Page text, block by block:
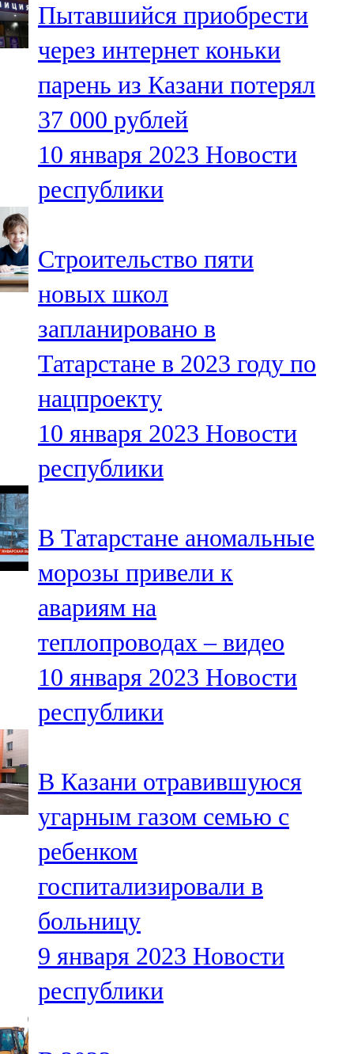
106,2 FM
Минзәлә
107,3 FM
Мөслим
100,0 FM
Нурлат
Олы Әтнә
71,42 FM
Сарман
107,8 FM
Теләче
106,1 FM
Түбән Кама
Чирмешән
107,7 FM
Чистай
103,0 FM
Чүпрәле
91,0 FM
102,3 FM
Яңа чишмә
107,0 FM
Яр Чаллы
105,5 FM
Пытавшийся приобрести
через интернет коньки
парень из Казани потерял
37 000 рублей
10 января 2023 Новости
республики
Строительство пяти
новых школ
запланировано в
Татарстане в 2023 году по
нацпроекту
10 января 2023 Новости
республики
В Татарстане аномальные
морозы привели к
авариям на
теплопроводах – видео
10 января 2023 Новости
республики
В Казани отравившуюся
угарным газом семью с
ребенком
госпитализировали в
больницу
9 января 2023 Новости
республики